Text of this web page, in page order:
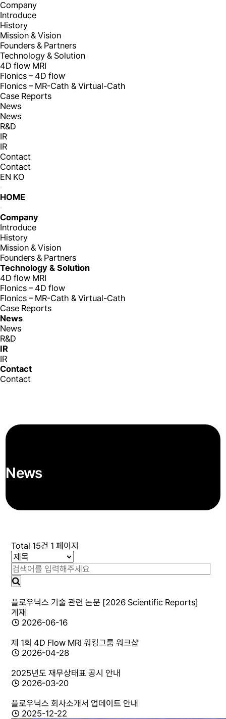
Company
Introduce
History
Mission & Vision
Founders & Partners
Technology & Solution
4D flow MRI
Flonics – 4D flow
Flonics – MR-Cath & Virtual-Cath
Case Reports
News
News
R&D
IR
IR
Contact
Contact
EN KO
HOME
Company
Introduce
History
Mission & Vision
Founders & Partners
Technology & Solution
4D flow MRI
Flonics – 4D flow
Flonics – MR-Cath & Virtual-Cath
Case Reports
News
News
R&D
IR
IR
Contact
Contact
News
Total 15건 1 페이지
플로우닉스 기술 관련 논문 [2026 Scientific Reports]
게재
2026-06-16
제 1회 4D Flow MRI 워킹그룹 워크샵
2026-04-28
2025년도 재무상태표 공시 안내
2026-03-20
플로우닉스 회사소개서 업데이트 안내
2025-12-22